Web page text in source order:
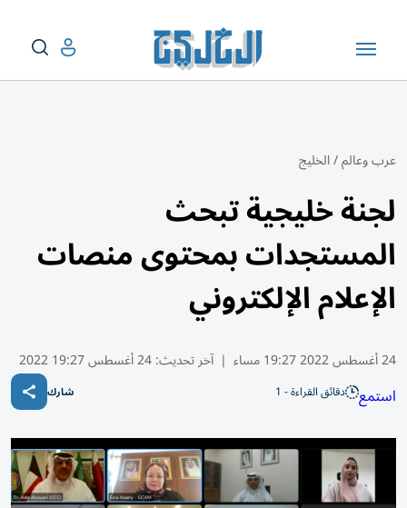
عرب وعالم/الخليج
لجنة خليجية تبحث
المستجدات بمحتوى منصات
الإعلام الإلكتروني
24 أغسطس 2022 19:27 مساء | آخر تحديث:24 أغسطس 19:27 2022
استمع دقائق القراءة - 1 شارك